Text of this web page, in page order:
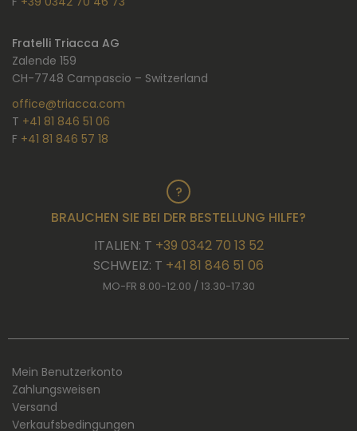
Fratelli Triacca AG
Zalende 159
CH-7748 Campascio – Switzerland
office@triacca.com
T +41 81 846 51 06
F +41 81 846 57 18
BRAUCHEN SIE BEI DER BESTELLUNG HILFE?
ITALIEN: T +39 0342 70 13 52
SCHWEIZ: T +41 81 846 51 06
MO-FR 8.00-12.00 / 13.30-17.30
Mein Benutzerkonto
Zahlungsweisen
Versand
Verkaufsbedingungen